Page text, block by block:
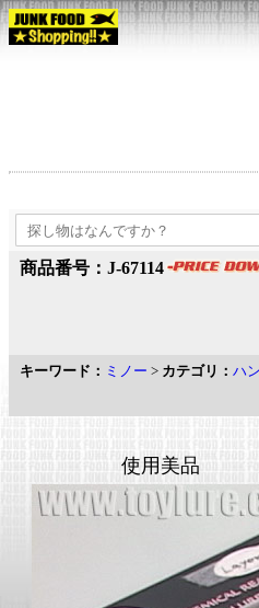
商品番号：J-67114
キーワード： ミノー > カテゴリ： ハ
使用美品